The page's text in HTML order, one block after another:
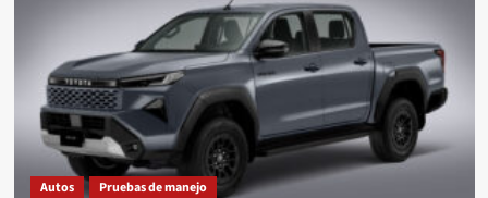
Autos Pruebas de manejo